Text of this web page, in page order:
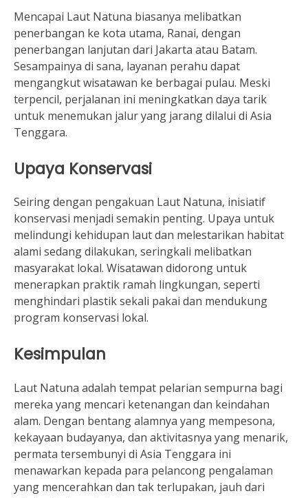
Mencapai Laut Natuna biasanya melibatkan
penerbangan ke kota utama, Ranai, dengan
penerbangan lanjutan dari Jakarta atau Batam.
Sesampainya di sana, layanan perahu dapat
mengangkut wisatawan ke berbagai pulau. Meski
terpencil, perjalanan ini meningkatkan daya tarik
untuk menemukan jalur yang jarang dilalui di Asia
Tenggara.
Upaya Konservasi
Seiring dengan pengakuan Laut Natuna, inisiatif
konservasi menjadi semakin penting. Upaya untuk
melindungi kehidupan laut dan melestarikan habitat
alami sedang dilakukan, seringkali melibatkan
masyarakat lokal. Wisatawan didorong untuk
menerapkan praktik ramah lingkungan, seperti
menghindari plastik sekali pakai dan mendukung
program konservasi lokal.
Kesimpulan
Laut Natuna adalah tempat pelarian sempurna bagi
mereka yang mencari ketenangan dan keindahan
alam. Dengan bentang alamnya yang mempesona,
kekayaan budayanya, dan aktivitasnya yang menarik,
permata tersembunyi di Asia Tenggara ini
menawarkan kepada para pelancong pengalaman
yang mencerahkan dan tak terlupakan, jauh dari